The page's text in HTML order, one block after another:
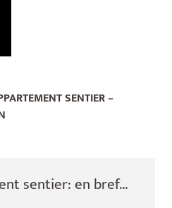
SENTIER –
sentier: en bref...